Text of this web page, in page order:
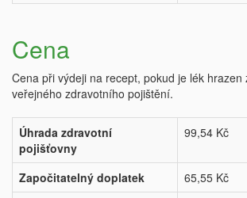
Cena
Cena při výdeji na recept, pokud je lék hrazen
veřejného zdravotního pojištění.
Úhrada zdravotní
pojišťovny
99,54 Kč
Započitatelný doplatek
65,55 Kč